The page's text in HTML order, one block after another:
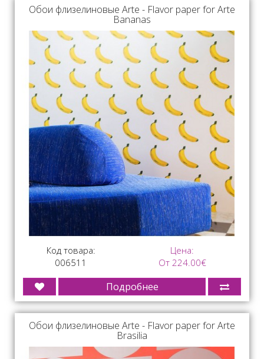
Обои флизелиновые Arte - Flavor paper for Arte
Bananas
Код товара:
006511
Цена:
От 224.00€
Подробнее
Обои флизелиновые Arte - Flavor paper for Arte
Brasilia